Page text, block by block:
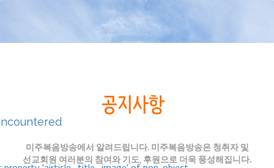
미주복음방송에서 알려드립니다. 미주복음방송은 청취자 및
선교회원 여러분의 참여와 기도, 후원으로 더욱 풍성해집니다.